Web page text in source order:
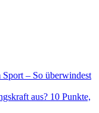
– So überwindest
aus? 10 Punkte,